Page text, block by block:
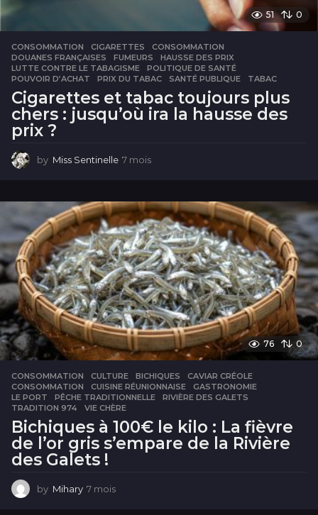
51 0
CONSOMMATION CIGARETTES ,CONSOMMATION
DOUANES FRANÇAISES
,FUMEURS ,HAUSSE DES PRIX
LUTTE CONTRE LE TABAGISME
,POLITIQUE DE SANTÉ
POUVOIR D’ACHAT
,PRIX DU TABAC ,SANTÉ PUBLIQUE ,TABAC
Cigarettes et tabac toujours plus
chers : jusqu’où ira la hausse des
prix ?
by Miss Sentinelle 7 mois
i
s
76 0
CONSOMMATION ,CULTURE BICHIQUES ,CAVIAR CRÉOLE
CONSOMMATION
,CUISINE RÉUNIONNAISE ,GASTRONOMIE
LE PORT
,PÊCHE TRADITIONNELLE ,RIVIÈRE DES GALETS
TRADITION 974
,VIE CHÈRE
Bichiques à 100€ le kilo : La fièvre
de l’or gris s’empare de la Rivière
des Galets !
by Mihary 7 mois